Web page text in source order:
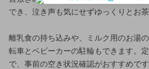
でき、泣き声も気にせずゆっくりとお茶
離乳食の持ち込みや、ミルク用のお湯
転車とベビーカーの駐輪もできます。
で、事前の空き状況確認がおすすめです